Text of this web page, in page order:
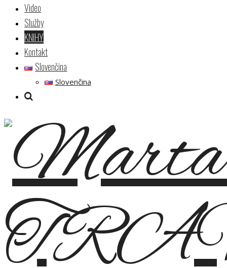
Video
Služby
KNIHY
Kontakt
Slovenčina
Slovenčina